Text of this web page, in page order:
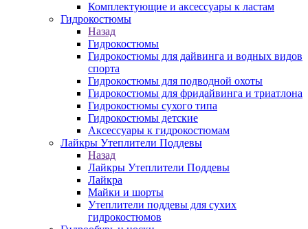
Комплектующие и аксессуары к ластам
Гидрокостюмы
Назад
Гидрокостюмы
Гидрокостюмы для дайвинга и водных видов
спорта
Гидрокостюмы для подводной охоты
Гидрокостюмы для фридайвинга и триатлона
Гидрокостюмы сухого типа
Гидрокостюмы детские
Аксессуары к гидрокостюмам
Лайкры Утеплители Поддевы
Назад
Лайкры Утеплители Поддевы
Лайкра
Майки и шорты
Утеплители поддевы для сухих
гидрокостюмов